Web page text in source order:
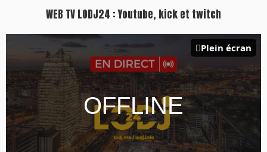
PRESS +
LES PLUS RÉCENTS CLASSEURS
7 days santé & conso du 31-07-2026
I-MAG-Spécial Fête du Trône 2026